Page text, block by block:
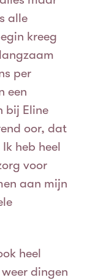
alle
kreeg
per
een
bij Eline
oor, dat
heb heel
voor
aan mijn
heel
dingen